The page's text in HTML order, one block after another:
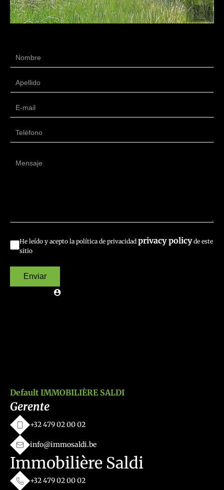
He leído y acepto la política de privacidad privacy policyde este
sitio
Enviar
Default IMMOBILIÈRE SALDI
Gerente
+32 479 02 00 02
info@immosaldi.be
Immobilière Saldi
+32 479 02 00 02